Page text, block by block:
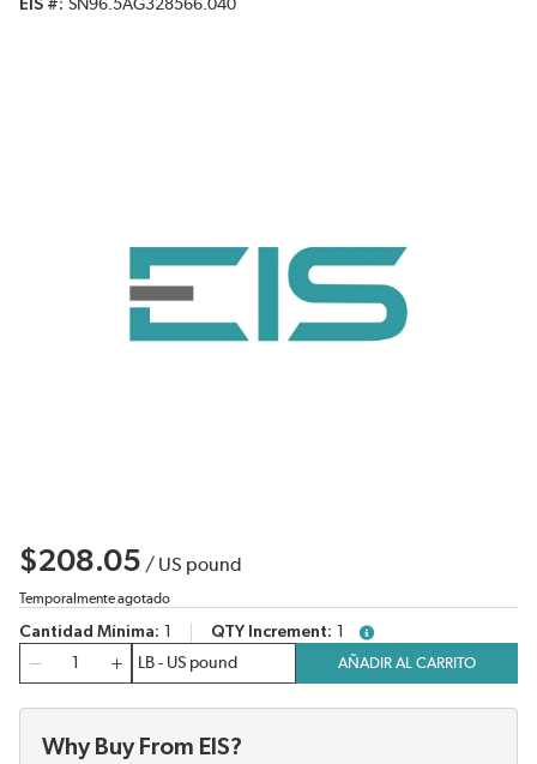
EIS #
SN96.5AG328566.040
$208.05 / US pound
Temporalmente agotado
Cantidad Mínima QTY Increment
more info
Cantidad
AÑADIR AL CARRITO
Why Buy From EIS?